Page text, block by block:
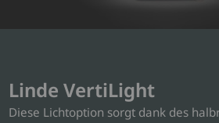
Linde VertiLight
Diese Lichtoption sorgt dank des